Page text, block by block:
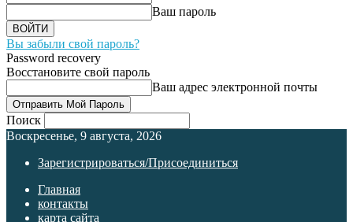
Ваш пароль
Вы забыли свой пароль?
Password recovery
Восстановите свой пароль
Ваш адрес электронной почты
Поиск
Воскресенье, 9 августа, 2026
Зарегистрироваться/Присоединиться
Главная
контакты
карта сайта